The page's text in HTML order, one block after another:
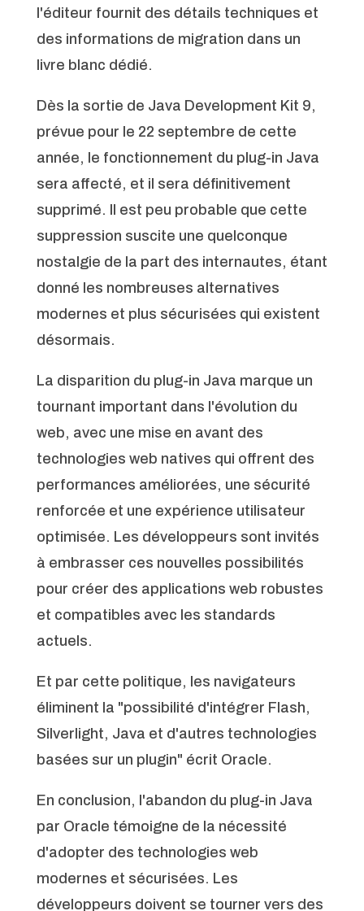
l'éditeur fournit des détails techniques et
des informations de migration dans un
livre blanc dédié.
Dès la sortie de Java Development Kit 9,
prévue pour le 22 septembre de cette
année, le fonctionnement du plug-in Java
sera affecté, et il sera définitivement
supprimé. Il est peu probable que cette
suppression suscite une quelconque
nostalgie de la part des internautes, étant
donné les nombreuses alternatives
modernes et plus sécurisées qui existent
désormais.
La disparition du plug-in Java marque un
tournant important dans l'évolution du
web, avec une mise en avant des
technologies web natives qui offrent des
performances améliorées, une sécurité
renforcée et une expérience utilisateur
optimisée. Les développeurs sont invités
à embrasser ces nouvelles possibilités
pour créer des applications web robustes
et compatibles avec les standards
actuels.
Et par cette politique, les navigateurs
éliminent la "possibilité d'intégrer Flash,
Silverlight, Java et d'autres technologies
basées sur un plugin" écrit Oracle.
En conclusion, l'abandon du plug-in Java
par Oracle témoigne de la nécessité
d'adopter des technologies web
modernes et sécurisées. Les
développeurs doivent se tourner vers des